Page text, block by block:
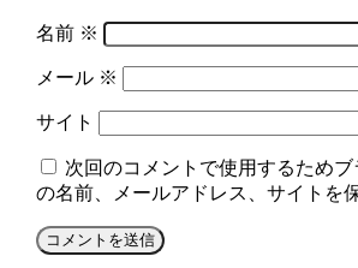
名前 ※
メール ※
サイト
次回のコメントで使用するため
の名前、メールアドレス、サイトを